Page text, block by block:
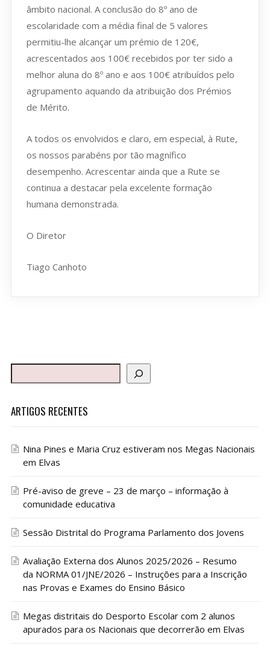
âmbito nacional. A conclusão do 8º ano de
escolaridade com a média final de 5 valores
permitiu-lhe alcançar um prémio de 120€,
acrescentados aos 100€ recebidos por ter sido a
melhor aluna do 8º ano e aos 100€ atribuídos pelo
agrupamento aquando da atribuição dos Prémios
de Mérito.
A todos os envolvidos e claro, em especial, à Rute,
os nossos parabéns por tão magnífico
desempenho. Acrescentar ainda que a Rute se
continua a destacar pela excelente formação
humana demonstrada.
O Diretor
Tiago Canhoto
ARTIGOS RECENTES
Nina Pines e Maria Cruz estiveram nos Megas Nacionais
em Elvas
Pré-aviso de greve – 23 de março – informação à
comunidade educativa
Sessão Distrital do Programa Parlamento dos Jovens
Avaliação Externa dos Alunos 2025/2026 – Resumo
da NORMA 01/JNE/2026 – Instruções para a Inscrição
nas Provas e Exames do Ensino Básico
Megas distritais do Desporto Escolar com 2 alunos
apurados para os Nacionais que decorrerão em Elvas